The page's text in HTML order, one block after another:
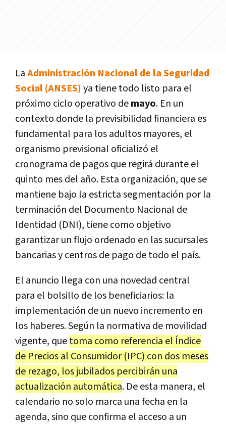
LaAdministración Nacional de la Seguridad
Social (ANSES)ya tiene todo listo para el
próximo ciclo operativo demayo. En un
contexto donde la previsibilidad financiera es
fundamental para los adultos mayores, el
organismo previsional oficializó el
cronograma de pagos que regirá durante el
quinto mes del año. Esta organización, que se
mantiene bajo la estricta segmentación por la
terminación del Documento Nacional de
Identidad (DNI), tiene como objetivo
garantizar un flujo ordenado en las sucursales
bancarias y centros de pago de todo el país.
El anuncio llega con una novedad central
para el bolsillo de los beneficiarios: la
implementación de un nuevo incremento en
los haberes. Según la normativa de movilidad
vigente, quetoma como referencia el Índice
de Precios al Consumidor (IPC) con dos meses
de rezago, los jubilados percibirán una
actualización automática. De esta manera, el
calendario no solo marca una fecha en la
agenda, sino que confirma el acceso a un